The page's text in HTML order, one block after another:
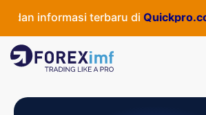
informasi terbaru diQuickpro.co.id